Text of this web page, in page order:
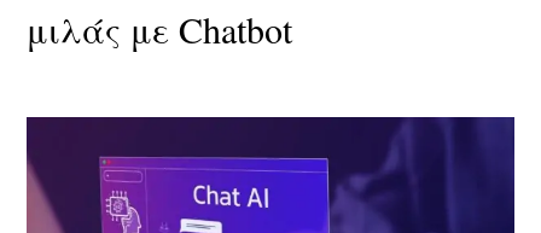
μιλάς με Chatbot